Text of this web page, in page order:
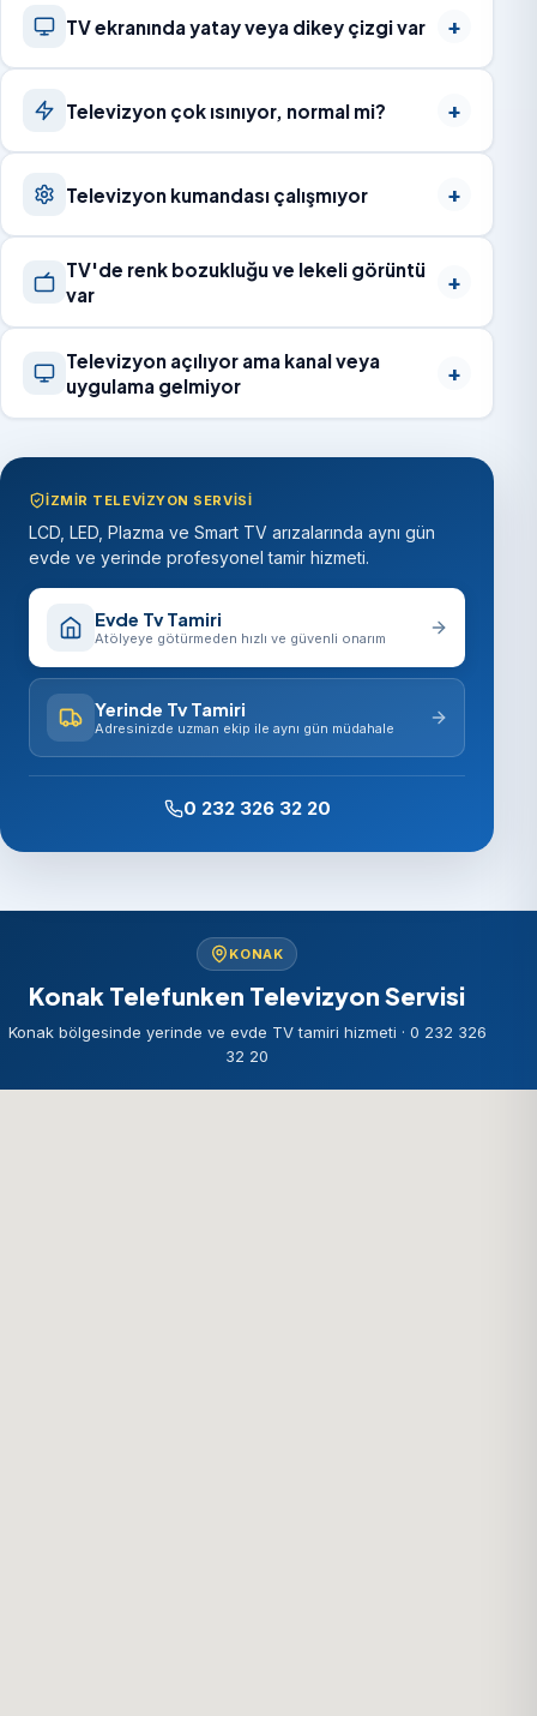
TV ekranında yatay veya dikey çizgi var
Televizyon çok ısınıyor, normal mi?
Televizyon kumandası çalışmıyor
TV'de renk bozukluğu ve lekeli görüntü
var
Televizyon açılıyor ama kanal veya
uygulama gelmiyor
İZMIR TELEVIZYON SERVISI
LCD, LED, Plazma ve Smart TV arızalarında aynı gün
evde ve yerinde profesyonel tamir hizmeti.
Evde Tv Tamiri
Atölyeye götürmeden hızlı ve güvenli onarım
Yerinde Tv Tamiri
Adresinizde uzman ekip ile aynı gün müdahale
0 232 326 32 20
KONAK
Konak Telefunken Televizyon Servisi
Konak bölgesinde yerinde ve evde TV tamiri hizmeti · 0 232 326
32 20